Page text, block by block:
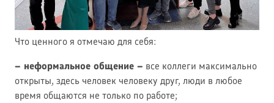
Что ценного я отмечаю для себя:
– неформальное общение – все коллеги максимально
открыты, здесь человек человеку друг, люди в любое
время общаются не только по работе;